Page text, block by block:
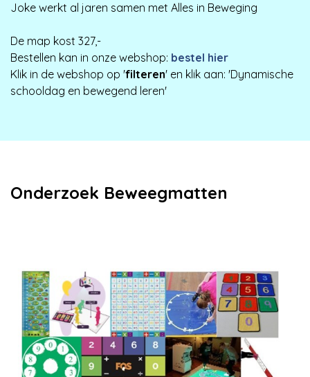
Joke werkt al jaren samen met Alles in Beweging
De map kost 327,-
Bestellen kan in onze webshop: bestel hier
Klik in de webshop op 'filteren' en klik aan: 'Dynamische
schooldag en bewegend leren'
Onderzoek Beweegmatten